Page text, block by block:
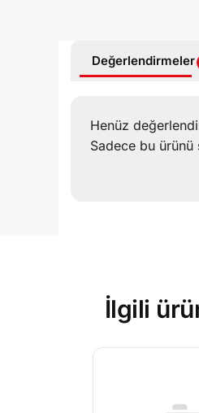
Değerlendirmeler
Henüz
Sadece bu ürünü
İlgili